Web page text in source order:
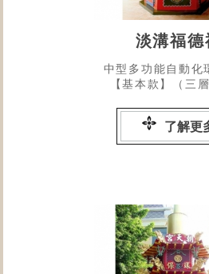
淡溝福德
中型多功能自動化
【基本款】（三
了解更